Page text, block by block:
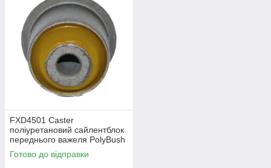
FXD4501 Caster
поліуретановий сайлентблок
переднього важеля PolyBush
(аналог) v19
Готово до відправки